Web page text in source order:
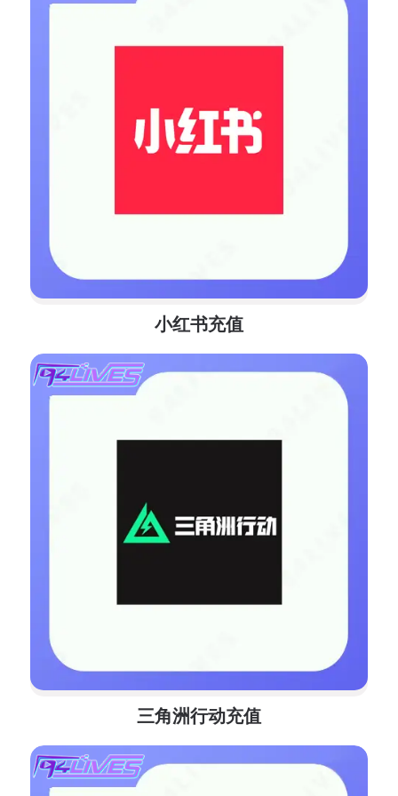
小红书充值
三角洲行动充值